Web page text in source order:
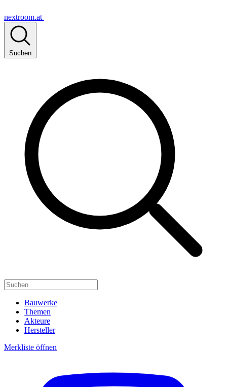
nextroom.at
Suchen
Bauwerke
Themen
Akteure
Hersteller
Merkliste öffnen